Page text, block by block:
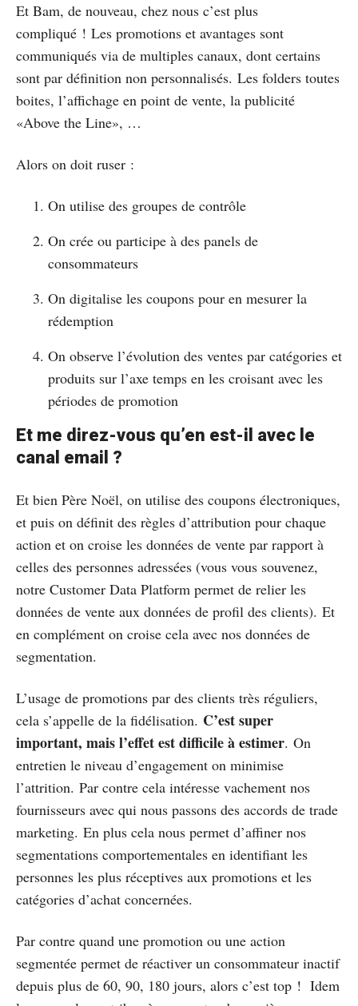
Et Bam, de nouveau, chez nous c’est plus
compliqué ! Les promotions et avantages sont
communiqués via de multiples canaux, dont certains
sont par définition non personnalisés. Les folders toutes
boites, l’affichage en point de vente, la publicité
«Above the Line», …
Alors on doit ruser :
On utilise des groupes de contrôle
On crée ou participe à des panels de
consommateurs
On digitalise les coupons pour en mesurer la
rédemption
On observe l’évolution des ventes par catégories et
produits sur l’axe temps en les croisant avec les
périodes de promotion
Et me direz-vous qu’en est-il avec le
canal email ?
Et bien Père Noël, on utilise des coupons électroniques,
et puis on définit des règles d’attribution pour chaque
action et on croise les données de vente par rapport à
celles des personnes adressées (vous vous souvenez,
notre Customer Data Platform permet de relier les
données de vente aux données de profil des clients). Et
en complément on croise cela avec nos données de
segmentation.
L’usage de promotions par des clients très réguliers,
cela s’appelle de la fidélisation. C’est super
important, mais l’effet est difficile à estimer. On
entretien le niveau d’engagement on minimise
l’attrition. Par contre cela intéresse vachement nos
fournisseurs avec qui nous passons des accords de trade
marketing. En plus cela nous permet d’affiner nos
segmentations comportementales en identifiant les
personnes les plus réceptives aux promotions et les
catégories d’achat concernées.
Par contre quand une promotion ou une action
segmentée permet de réactiver un consommateur inactif
depuis plus de 60, 90, 180 jours, alors c’est top ! Idem